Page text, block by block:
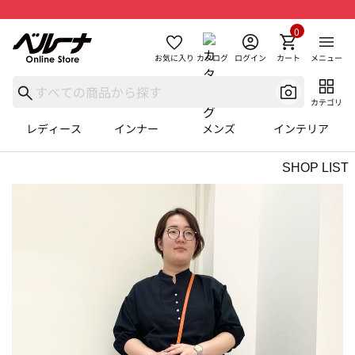
お気に入り カタログ ログイン カート
0
メニュー
カテゴリ
レディース インナー メンズ インテリア
SHOP LIST